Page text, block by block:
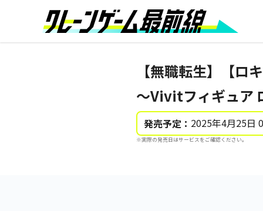
【無職転生】【ロ
～Vivitフィギュア
発売予定： 2025年4月25日
※実際の発売日はサービスをご確認ください。